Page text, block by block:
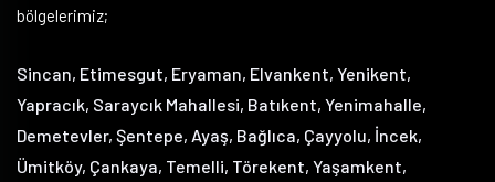
bölgelerimiz;
Sincan, Etimesgut, Eryaman, Elvankent, Yenikent,
Yapracık, Saraycık Mahallesi, Batıkent, Yenimahalle,
Demetevler, Şentepe, Ayaş, Bağlıca, Çayyolu, İncek,
Ümitköy, Çankaya, Temelli, Törekent, Yaşamkent,